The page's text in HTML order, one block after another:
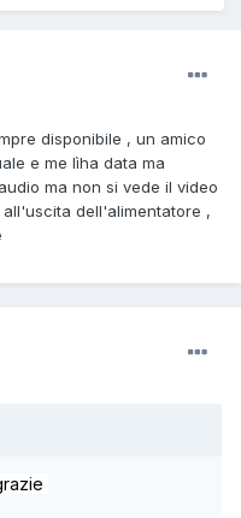
disponibile , un amico
e me lìha data ma
ma non si vede il video
dell'alimentatore ,